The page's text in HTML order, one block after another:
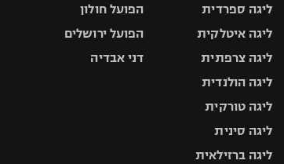
ליגה ספרדית
ליגה איטלקית
ליגה צרפתית
ליגה הולנדית
ליגה טורקית
ליגה סינית
ליגה ברזילאית
הפועל חולון
הפועל ירושלים
דני אבדיה